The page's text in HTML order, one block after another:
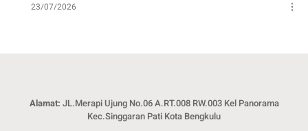
23/07/2026
Alamat: JL.Merapi Ujung No.06 A.RT.008 RW.003 Kel Panorama
Kec.Singgaran Pati Kota Bengkulu